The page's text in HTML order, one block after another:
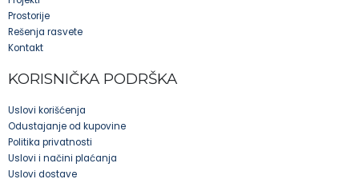
Prostorije
Rešenja rasvete
Kontakt
KORISNIČKA PODRŠKA
Uslovi korišćenja
Odustajanje od kupovine
Politika privatnosti
Uslovi i načini plaćanja
Uslovi dostave